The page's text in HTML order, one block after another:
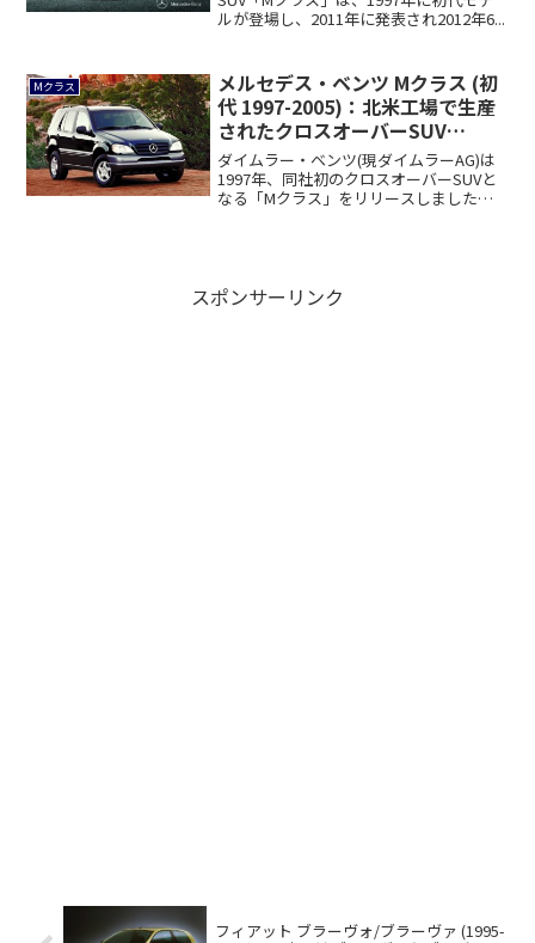
ルが登場し、2011年に発表され2012年6...
Mクラス
メルセデス・ベンツ Mクラス (初
代 1997-2005)：北米工場で生産
されたクロスオーバーSUV
[W163]
ダイムラー・ベンツ(現ダイムラーAG)は
1997年、同社初のクロスオーバーSUVと
なる「Mクラス」をリリースしました。
スポンサーリンク
フィアット ブラーヴォ/ブラーヴァ (1995-